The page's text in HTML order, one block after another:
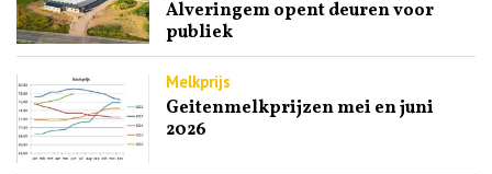
Alveringem opent deuren voor
publiek
Melkprijs
Geitenmelkprijzen mei en juni
2026